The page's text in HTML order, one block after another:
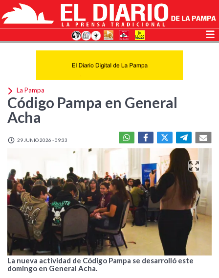
La Pampa
Código Pampa en General
Acha
29 JUNIO 2026 - 09:33
La nueva actividad de Código Pampa se desarrolló este
domingo en General Acha.